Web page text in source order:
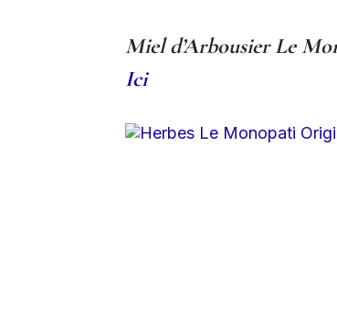
Miel d’Arbousier Le
Ici